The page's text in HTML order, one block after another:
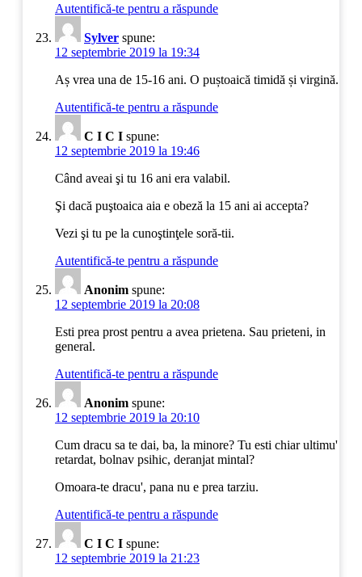
Autentifică-te pentru a răspunde
Sylver spune:
12 septembrie 2019 la 19:34
Aș vrea una de 15-16 ani. O puștoaică timidă și virgină.
Autentifică-te pentru a răspunde
C I C I spune:
12 septembrie 2019 la 19:46
Când aveai şi tu 16 ani era valabil.
Şi dacă puştoaica aia e obeză la 15 ani ai accepta?
Vezi şi tu pe la cunoştinţele soră-tii.
Autentifică-te pentru a răspunde
Anonim spune:
12 septembrie 2019 la 20:08
Esti prea prost pentru a avea prietena. Sau prieteni, in
general.
Autentifică-te pentru a răspunde
Anonim spune:
12 septembrie 2019 la 20:10
Cum dracu sa te dai, ba, la minore? Tu esti chiar ultimu'
retardat, bolnav psihic, deranjat mintal?
Omoara-te dracu', pana nu e prea tarziu.
Autentifică-te pentru a răspunde
C I C I spune:
12 septembrie 2019 la 21:23